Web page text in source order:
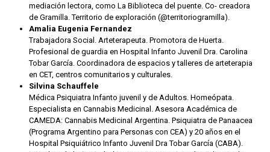
mediación lectora, como La Biblioteca del puente. Co- creadora
de Gramilla. Territorio de exploración (@territoriogramilla).
Amalia Eugenia Fernandez
Trabajadora Social. Arteterapeuta. Promotora de Huerta.
Profesional de guardia en Hospital Infanto Juvenil Dra. Carolina
Tobar García. Coordinadora de espacios y talleres de arteterapia
en CET, centros comunitarios y culturales.
Silvina Schauffele
Médica Psiquiatra Infanto juvenil y de Adultos. Homeópata.
Especialista en Cannabis Medicinal. Asesora Académica de
CAMEDA: Cannabis Medicinal Argentina. Psiquiatra de Panaacea
(Programa Argentino para Personas con CEA) y 20 años en el
Hospital Psiquiátrico Infanto Juvenil Dra Tobar García (CABA).